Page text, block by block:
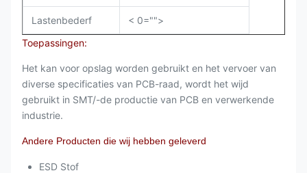
Lastenbederf
< 0="">
Toepassingen:
Het kan voor opslag worden gebruikt en het vervoer van
diverse specificaties van PCB-raad, wordt het wijd
gebruikt in SMT/-de productie van PCB en verwerkende
industrie.
Andere Producten die wij hebben geleverd
ESD Stof